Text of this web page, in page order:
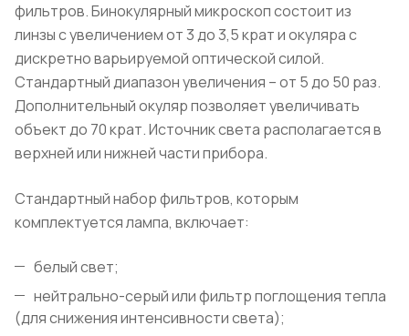
фильтров. Бинокулярный микроскоп состоит из
линзы с увеличением от 3 до 3,5 крат и окуляра с
дискретно варьируемой оптической силой.
Стандартный диапазон увеличения – от 5 до 50 раз.
Дополнительный окуляр позволяет увеличивать
объект до 70 крат. Источник света располагается в
верхней или нижней части прибора.
Стандартный набор фильтров, которым
комплектуется лампа, включает:
белый свет;
нейтрально-серый или фильтр поглощения тепла
(для снижения интенсивности света);